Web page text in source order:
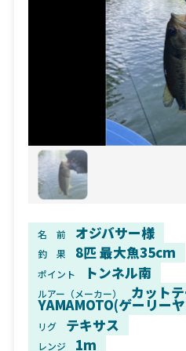
名 前 オジバサー様
釣 果 8匹 最大魚35cm
ポイント トンネル南
ルアー（メーカー） カット
YAMAMOTO(ゲーリーヤ
リグ テキサス
レンジ 1m